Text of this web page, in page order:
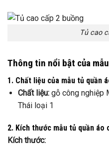
Tủ cao
Thông tin nổi bật của
1. Chất liệu của mẫu tủ quần
Chất liệu:gỗ công nghiệp
Thái loại 1
2. Kích thước mẫu tủ quần áo
Kích thước: